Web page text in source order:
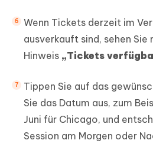
Wenn Tickets derzeit im
ausverkauft sind, sehen Sie
Hinweis „Tickets
Tippen Sie auf das
Sie das Datum aus, zum
Juni für Chicago, und
Session am Morgen oder